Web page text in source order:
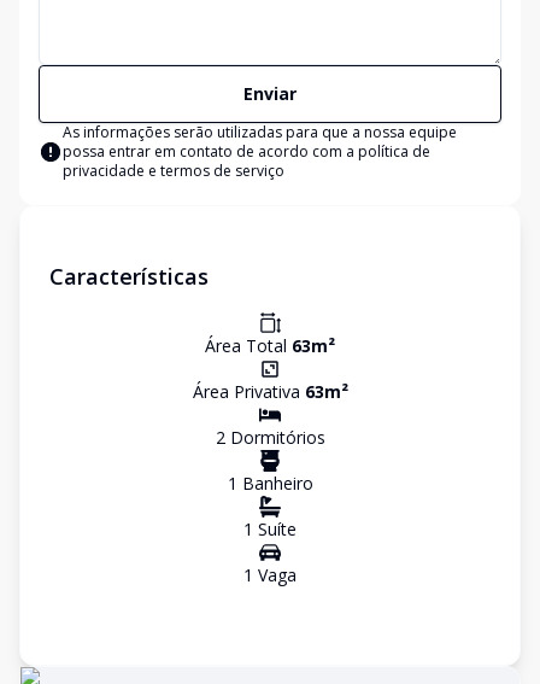
Enviar
As informações serão utilizadas para que a nossa equipe
possa entrar em contato de acordo com a política de
privacidade e termos de serviço
Características
Área Total 63m²
Área Privativa 63m²
2Dormitórios
1 Banheiro
1 Suíte
1 Vaga